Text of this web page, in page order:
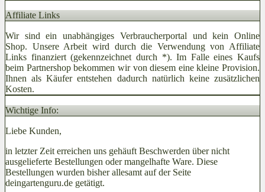
Affiliate Links
Wir sind ein unabhängiges Verbraucherportal und kein Online
Shop. Unsere Arbeit wird durch die Verwendung von Affiliate
Links finanziert (gekennzeichnet durch *). Im Falle eines Kaufs
beim Partnershop bekommen wir von diesem eine kleine Provision.
Ihnen als Käufer entstehen dadurch natürlich keine zusätzlichen
Kosten.
Wichtige Info:
Liebe Kunden,
in letzter Zeit erreichen uns gehäuft Beschwerden über nicht
ausgelieferte Bestellungen oder mangelhafte Ware. Diese
Bestellungen wurden bisher allesamt auf der Seite
deingartenguru.de getätigt.